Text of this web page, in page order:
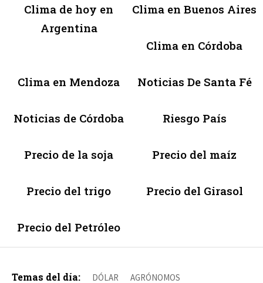
Clima de hoy en
Argentina
Clima en Buenos Aires
Clima en Córdoba
Clima en Mendoza Noticias De Santa Fé
Noticias de Córdoba Riesgo País
Precio de la soja Precio del maíz
Precio del trigo Precio del Girasol
Precio del Petróleo
Temas del día: DÓLAR AGRÓNOMOS